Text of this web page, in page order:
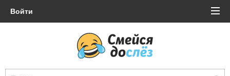
Войти